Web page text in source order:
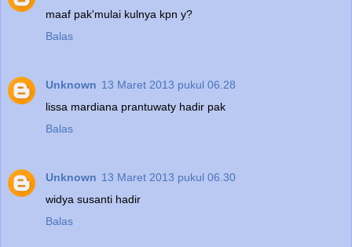
maaf pak'mulai kulnya kpn y?
Balas
Unknown 13 Maret 2013 pukul 06.28
lissa mardiana prantuwaty hadir pak
Balas
Unknown 13 Maret 2013 pukul 06.30
widya susanti hadir
Balas